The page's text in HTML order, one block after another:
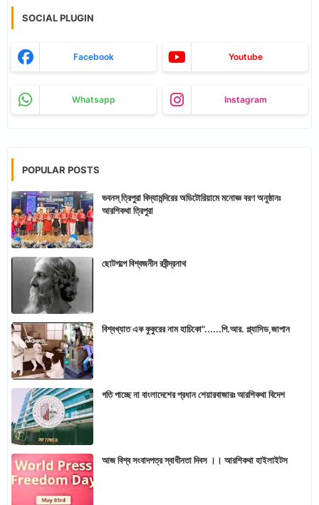
SOCIAL PLUGIN
Facebook Youtube
Whatsapp Instagram
POPULAR POSTS
ভবনস্ ত্রিপুরা বিদ্যামন্দিরের অডিটোরিয়ামে মনোজ্ঞ বরণ অনুষ্ঠানঃ
আরশিকথা ত্রিপুরা
ছোটগল্পে বিশ্বজনীন রবীন্দ্রনাথ
বিশ্বখ্যাত এক কুকুরের নাম হাচিকো"......পি.আর. প্ল্যাসিড,জাপান
গতি পাচ্ছে না বাংলাদেশের প্রধান শেয়ারবাজারঃ আরশিকথা বিদেশ
আজ বিশ্ব সংবাদপত্র স্বাধীনতা দিবস ।। আরশিকথা হাইলাইটস